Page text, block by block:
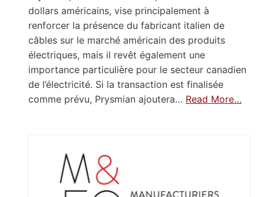
dollars américains, vise principalement à
renforcer la présence du fabricant italien de
câbles sur le marché américain des produits
électriques, mais il revêt également une
importance particulière pour le secteur canadien
de l’électricité. Si la transaction est finalisée
comme prévu, Prysmian ajoutera… Read More…